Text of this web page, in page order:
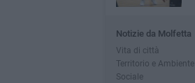
Notizie da Molfetta
Vita di città
Territorio e Ambiente
Sociale